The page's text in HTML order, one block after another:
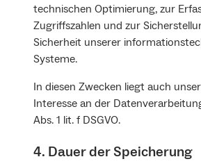
technischen Optimierung, zur
Zugriffszahlen und zur
Sicherheit unserer
Systeme.
In diesen Zwecken liegt auch
Interesse an der
Abs. 1 lit. f DSGVO.
4. Dauer der Speicherung